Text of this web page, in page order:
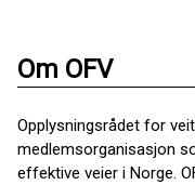
Om OFV
Opplysningsrådet for
medlemsorganisasjon
effektive veier i Norge.